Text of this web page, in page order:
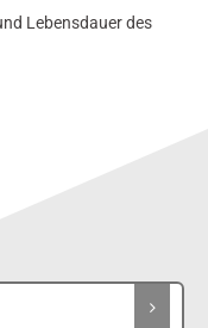
Lebensdauer des